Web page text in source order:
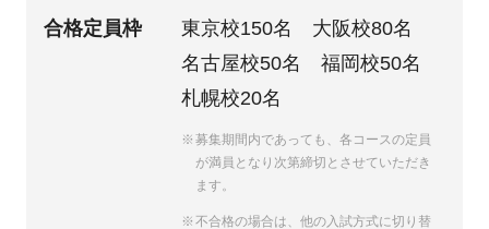
合格定員枠
東京校150名 大阪校80名
名古屋校50名 福岡校50名
札幌校20名
募集期間内であっても、各コースの定員
が満員となり次第締切とさせていただき
ます。
不合格の場合は、他の入試方式に切り替